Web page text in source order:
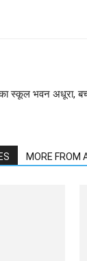
स्कूल भवन अधूरा,
MORE FROM